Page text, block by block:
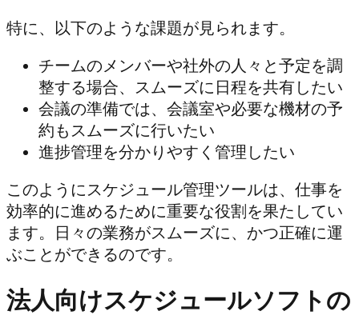
特に、以下のような課題が見られます。
チームのメンバーや社外の人々と予定を調
整する場合、スムーズに日程を共有したい
会議の準備では、会議室や必要な機材の予
約もスムーズに行いたい
進捗管理を分かりやすく管理したい
このようにスケジュール管理ツールは、仕事を
効率的に進めるために重要な役割を果たしてい
ます。日々の業務がスムーズに、かつ正確に運
ぶことができるのです。
法人向けスケジュールソフトの